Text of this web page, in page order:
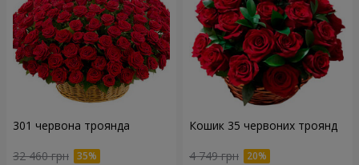
301 червона троянда
32 460 грн
Кошик 35 червоних троянд
4 749 грн